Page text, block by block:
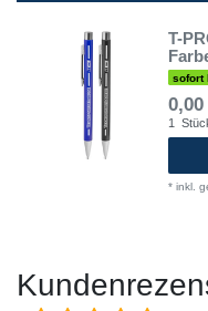
T-
sofort
1
* inkl.